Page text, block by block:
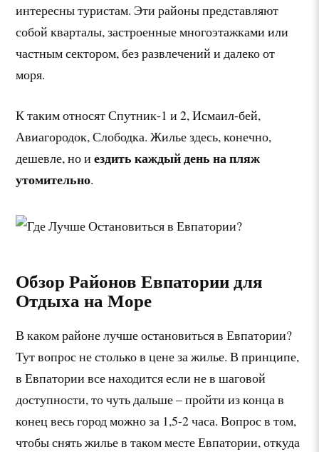
интересны туристам. Эти районы представляют
собой кварталы, застроенные многоэтажками или
частным сектором, без развлечений и далеко от
моря.
К таким относят Спутник-1 и 2, Исмаил-бей,
Авиагородок, Слободка. Жилье здесь, конечно,
дешевле, но иездить каждый день на пляж
утомительно.
Обзор Районов Евпатории для
Отдыха на Море
В каком районе лучше остановиться в Евпатории?
Тут вопрос не столько в цене за жилье. В принципе,
в Евпатории все находится если не в шаговой
доступности, то чуть дальше – пройти из конца в
конец весь город можно за 1,5-2 часа. Вопрос в том,
чтобы снять жилье в таком месте Евпатории, откуда